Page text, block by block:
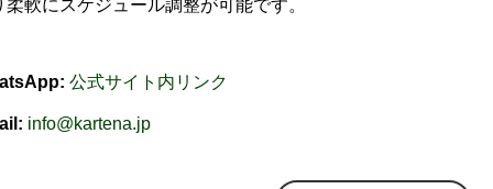
柔軟にスケジュール調整が可能です。
公式サイト内リンク
info@kartena.jp